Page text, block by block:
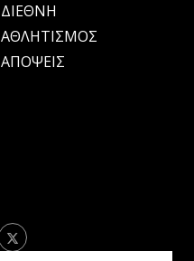
ΔΙΕΘΝΗ
ΑΘΛΗΤΙΣΜΟΣ
ΑΠΟΨΕΙΣ